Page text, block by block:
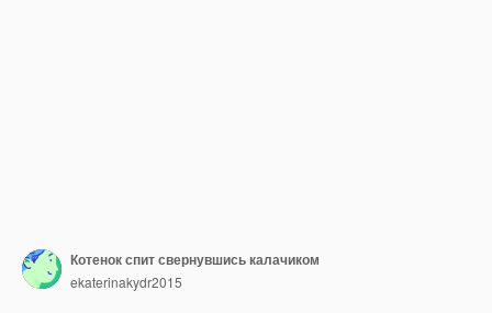
Котенок спит свернувшись калачиком
ekaterinakydr2015